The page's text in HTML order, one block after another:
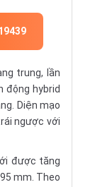
trung, lần
động hybrid
Diện mạo
ngược với
được tăng
mm. Theo